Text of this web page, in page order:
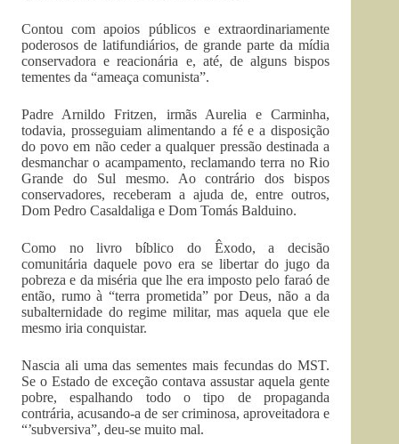
Contou com apoios públicos e extraordinariamente
poderosos de latifundiários, de grande parte da mídia
conservadora e reacionária e, até, de alguns bispos
tementes da “ameaça comunista”.
Padre Arnildo Fritzen, irmãs Aurelia e Carminha,
todavia, prosseguiam alimentando a fé e a disposição
do povo em não ceder a qualquer pressão destinada a
desmanchar o acampamento, reclamando terra no Rio
Grande do Sul mesmo. Ao contrário dos bispos
conservadores, receberam a ajuda de, entre outros,
Dom Pedro Casaldaliga e Dom Tomás Balduino.
Como no livro bíblico do Êxodo, a decisão
comunitária daquele povo era se libertar do jugo da
pobreza e da miséria que lhe era imposto pelo faraó de
então, rumo à “terra prometida” por Deus, não a da
subalternidade do regime militar, mas aquela que ele
mesmo iria conquistar.
Nascia ali uma das sementes mais fecundas do MST.
Se o Estado de exceção contava assustar aquela gente
pobre, espalhando todo o tipo de propaganda
contrária, acusando-a de ser criminosa, aproveitadora e
“’subversiva”, deu-se muito mal.